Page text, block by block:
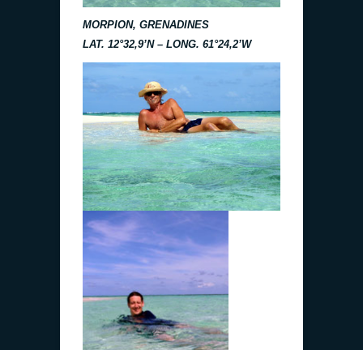
MORPION, GRENADINES
LAT. 12°32,9’N – LONG. 61°24,2’W